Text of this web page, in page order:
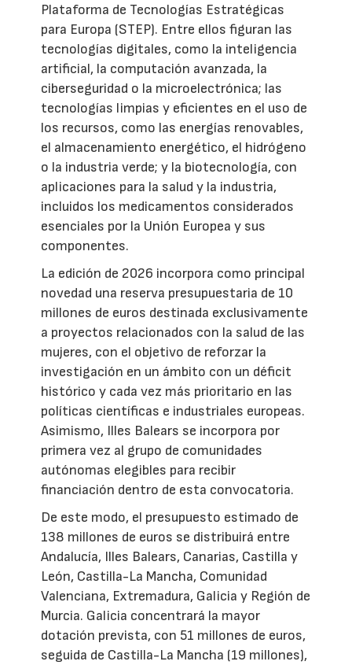
Plataforma de Tecnologías Estratégicas
para Europa (STEP). Entre ellos figuran las
tecnologías digitales, como la inteligencia
artificial, la computación avanzada, la
ciberseguridad o la microelectrónica; las
tecnologías limpias y eficientes en el uso de
los recursos, como las energías renovables,
el almacenamiento energético, el hidrógeno
o la industria verde; y la biotecnología, con
aplicaciones para la salud y la industria,
incluidos los medicamentos considerados
esenciales por la Unión Europea y sus
componentes.
La edición de 2026 incorpora como principal
novedad una reserva presupuestaria de 10
millones de euros destinada exclusivamente
a proyectos relacionados con la salud de las
mujeres, con el objetivo de reforzar la
investigación en un ámbito con un déficit
histórico y cada vez más prioritario en las
políticas científicas e industriales europeas.
Asimismo, Illes Balears se incorpora por
primera vez al grupo de comunidades
autónomas elegibles para recibir
financiación dentro de esta convocatoria.
De este modo, el presupuesto estimado de
138 millones de euros se distribuirá entre
Andalucía, Illes Balears, Canarias, Castilla y
León, Castilla-La Mancha, Comunidad
Valenciana, Extremadura, Galicia y Región de
Murcia. Galicia concentrará la mayor
dotación prevista, con 51 millones de euros,
seguida de Castilla-La Mancha (19 millones),